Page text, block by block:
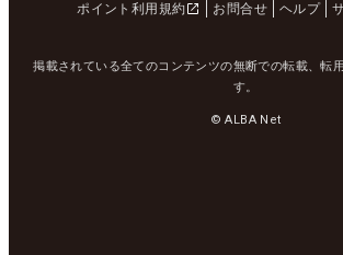
ポイント利用規約
お問合せ ヘルプ
掲載されている全てのコンテンツの無断での転載、転
す。
© ALBA Net